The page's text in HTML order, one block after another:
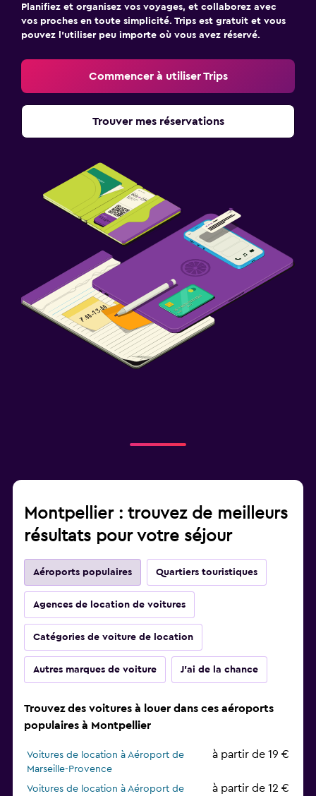
Planifiez et organisez vos voyages, et collaborez avec
vos proches en toute simplicité. Trips est gratuit et vous
pouvez l’utiliser peu importe où vous avez réservé.
Commencer à utiliser Trips
Trouver mes réservations
Montpellier : trouvez de meilleurs
résultats pour votre séjour
Aéroports populaires Quartiers touristiques
Agences de location de voitures
Catégories de voiture de location
Autres marques de voiture J'ai de la chance
Trouvez des voitures à louer dans ces aéroports
populaires à Montpellier
Voitures de location à Aéroport de
Marseille-Provence
à partir de 19 €
Voitures de location à Aéroport de
à partir de 12 €